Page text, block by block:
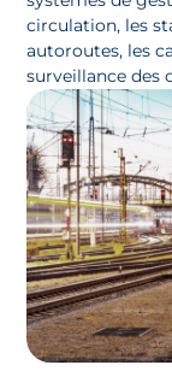
circulation, les
autoroutes, les
surveillance des